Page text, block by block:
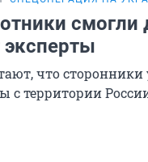
что
с территории